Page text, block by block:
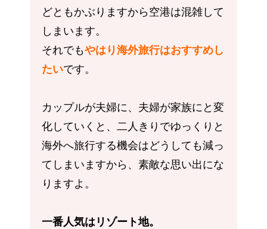
どともかぶりますから空港は混雑して
しまいます。
それでもやはり海外旅行はおすすめし
たいです。
カップルが夫婦に、夫婦が家族にと変
化していくと、二人きりでゆっくりと
海外へ旅行する機会はどうしても減っ
てしまいますから、素敵な思い出にな
りますよ。
一番人気はリゾート地。